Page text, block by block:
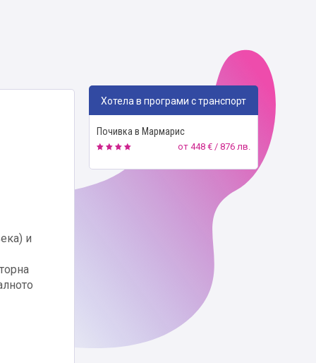
и
Хотела в програми с транспорт
Почивка в Мармарис
от 448 € / 876 лв.